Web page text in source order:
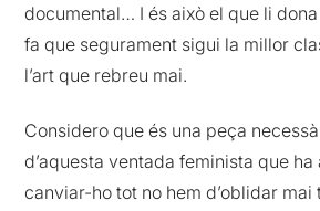
documental… I és això el que li
fa que segurament sigui la millor
l’art que rebreu mai.
Considero que és una peça
d’aquesta ventada feminista que
canviar-ho tot no hem d’oblidar